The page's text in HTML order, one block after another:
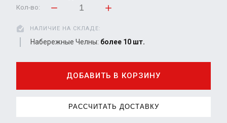
Кол-во:
НАЛИЧИЕ НА СКЛАДЕ:
Набережные Челны: более 10 шт.
ДОБАВИТЬ В КОРЗИНУ
РАССЧИТАТЬ ДОСТАВКУ